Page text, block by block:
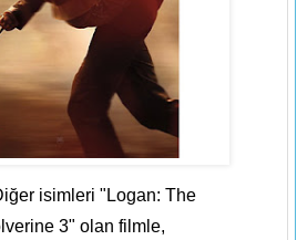
isimleri "Logan: The
3" olan filmle,